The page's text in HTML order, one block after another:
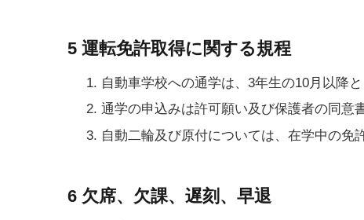
5 運転免許取得に関する規程
自動車学校への通学は、3年生の10月以降
通学の申込みは許可願い及び保護者の同意
自動二輪及び原付については、在学中の免
6 欠席、欠課、遅刻、早退